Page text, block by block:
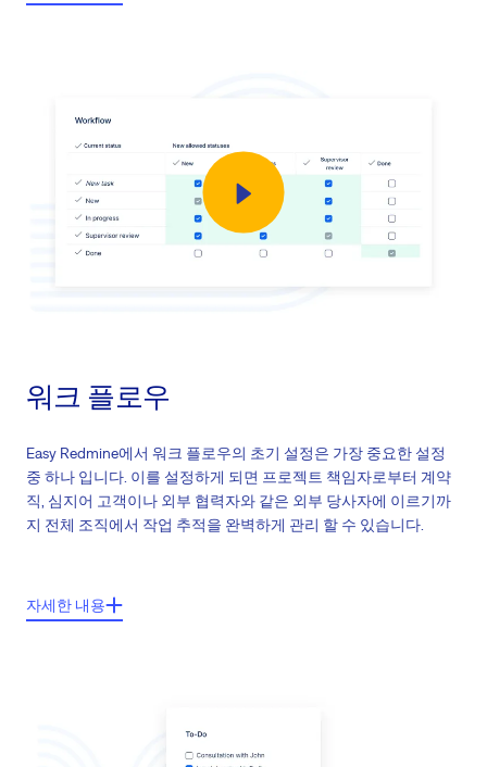
사용자의 각 글로벌 역할을 위한 개인 대시보드
워크 플로우
Easy Redmine에서 워크 플로우의 초기 설정은 가장 중요한 설정
중 하나 입니다. 이를 설정하게 되면 프로젝트 책임자로부터 계약
직, 심지어 고객이나 외부 협력자와 같은 외부 당사자에 이르기까
지 전체 조직에서 작업 추적을 완벽하게 관리 할 수 있습니다.
향상된 안정성과 원하지 않는 사용자 활동 최소화
자세한 내용